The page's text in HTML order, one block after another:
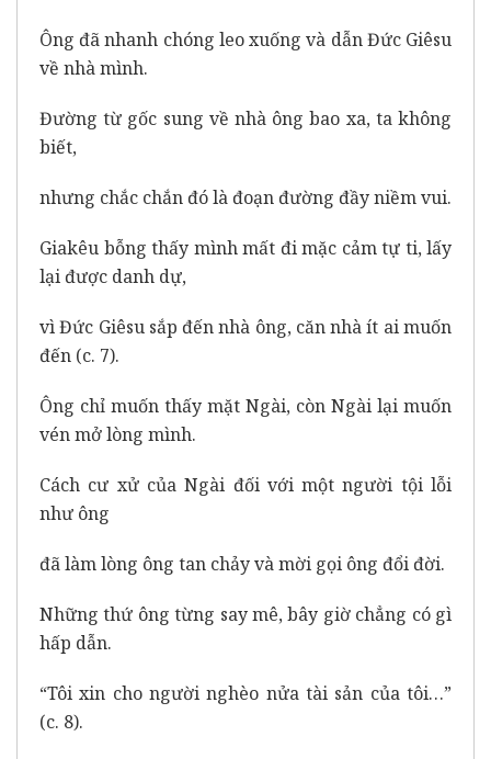
Ông đã nhanh chóng leo xuống và dẫn Đức Giêsu
về nhà mình.
Đường từ gốc sung về nhà ông bao xa, ta không
biết,
nhưng chắc chắn đó là đoạn đường đầy niềm vui.
Giakêu bỗng thấy mình mất đi mặc cảm tự ti, lấy
lại được danh dự,
vì Đức Giêsu sắp đến nhà ông, căn nhà ít ai muốn
đến (c. 7).
Ông chỉ muốn thấy mặt Ngài, còn Ngài lại muốn
vén mở lòng mình.
Cách cư xử của Ngài đối với một người tội lỗi
như ông
đã làm lòng ông tan chảy và mời gọi ông đổi đời.
Những thứ ông từng say mê, bây giờ chẳng có gì
hấp dẫn.
“Tôi xin cho người nghèo nửa tài sản của tôi…”
(c. 8).